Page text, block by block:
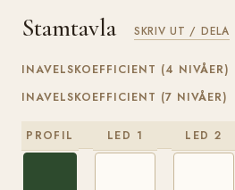
Stamtavla SKRIV UT / DELA
INAVELSKOEFFICIENT (4 NIVÅER)
INAVELSKOEFFICIENT (7 NIVÅER)
PROFIL LED 1 LED 2